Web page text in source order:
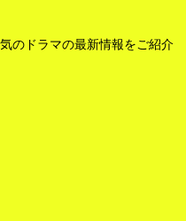
のドラマの最新情報をご紹介